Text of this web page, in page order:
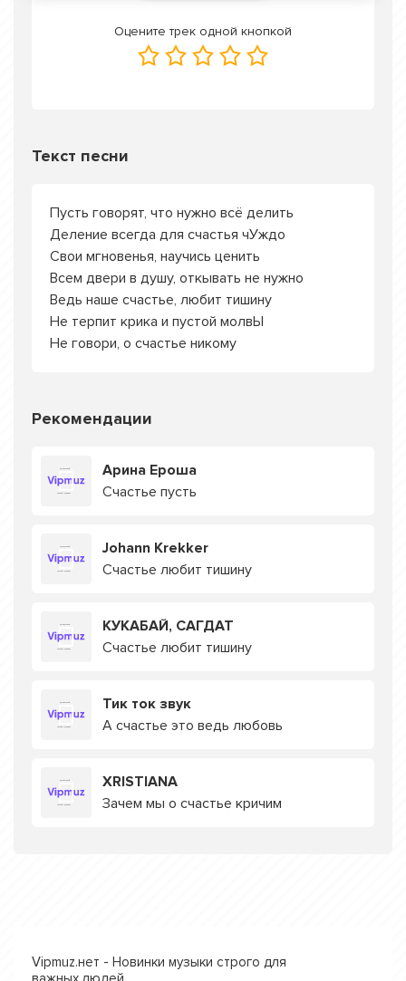
Оцените трек одной кнопкой
Текст песни
Пусть говорят, что нужно всё делить
Деление всегда для счастья чУждо
Свои мгновенья, научись ценить
Всем двери в душу, откывать не нужно
Ведь наше счастье, любит тишину
Не терпит крика и пустой молвЫ
Не говори, о счастье никому
Рекомендации
Арина Ероша
Счастье пусть
Johann Krekker
Счастье любит тишину
КУКАБАЙ, САГДАТ
Счастье любит тишину
Тик ток звук
А счастье это ведь любовь
XRISTIANA
Зачем мы о счастье кричим
Vipmuz.нет - Новинки музыки строго для